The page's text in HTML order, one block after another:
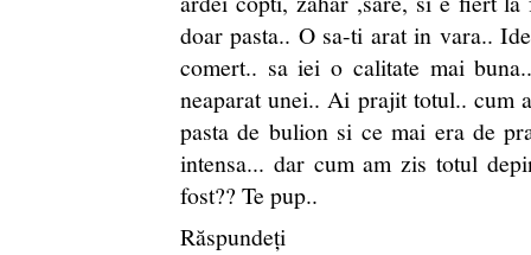
doar pasta.. O sa-ti arat in vara..
comert.. sa iei o calitate mai
neaparat unei.. Ai prajit totul.. cum
pasta de bulion si ce mai era de
intensa... dar cum am zis totul
fost?? Te pup..
Răspundeți